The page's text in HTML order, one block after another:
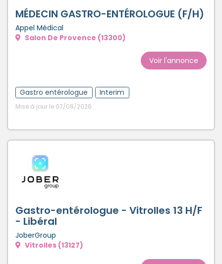
MÉDECIN GASTRO-ENTÉROLOGUE (F/H)
Appel Médical
Salon De Provence (13300)
Voir l'annonce
Gastro entérologue Interim
Mise à jour le 07/08/2026
Gastro-entérologue - Vitrolles 13 H/F
- Libéral
JoberGroup
Vitrolles (13127)